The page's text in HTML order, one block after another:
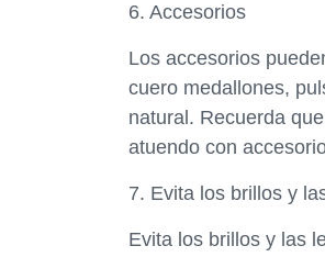
6. Accesorios
Los accesorios
cuero medallones,
natural. Recuerda
atuendo con
7. Evita los brillos y
Evita los brillos y las